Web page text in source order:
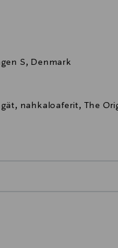
S, Denmark
nahkaloaferit, The